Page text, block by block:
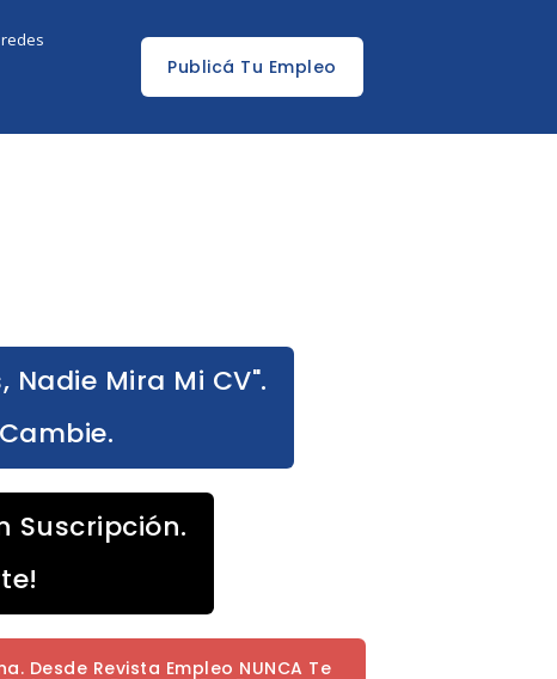
Publicá Tu Empleo
Nadie Mira Mi CV".
Suscripción.
Desde Revista Empleo NUNCA Te